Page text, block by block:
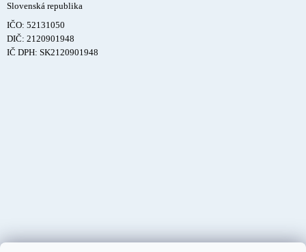
Slovenská republika
IČO: 52131050
DIČ: 2120901948
IČ DPH: SK2120901948